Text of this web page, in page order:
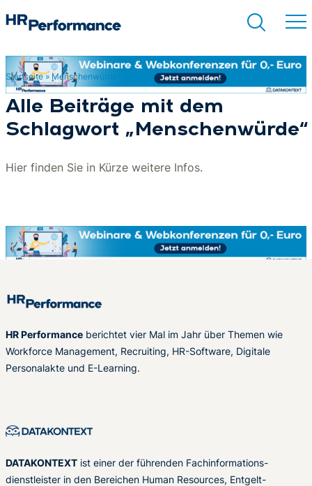
Suchen
Startseite» Menschenwürde
Alle Beiträge mit dem
Schlagwort „Menschenwürde“
Hier finden Sie in Kürze weitere Infos.
HR Performance berichtet vier Mal im Jahr über Themen wie
Workforce Management, Recruiting, HR-Software, Digitale
Personalakte und E-Learning.
DATAKONTEXT ist einer der führenden Fachinformations-
dienstleister in den Bereichen Human Resources, Entgelt-